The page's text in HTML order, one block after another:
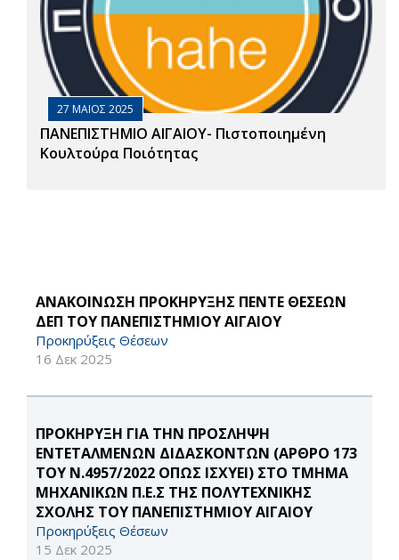
27 ΜΑΙΟΣ 2025
ΠΑΝΕΠΙΣΤΗΜΙΟ ΑΙΓΑΙΟΥ- Πιστοποιημένη
Κουλτούρα Ποιότητας
ΑΝΑΚΟΙΝΩΣΗ ΠΡΟΚΗΡΥΞΗΣ ΠΕΝΤΕ ΘΕΣΕΩΝ
ΔΕΠ ΤΟΥ ΠΑΝΕΠΙΣΤΗΜΙΟΥ ΑΙΓΑΙΟΥ
Προκηρύξεις Θέσεων
16 Δεκ 2025
ΠΡΟΚΗΡΥΞΗ ΓΙΑ ΤΗΝ ΠΡΟΣΛΗΨΗ
ΕΝΤΕΤΑΛΜΕΝΩΝ ΔΙΔΑΣΚΟΝΤΩΝ (ΑΡΘΡΟ 173
ΤΟΥ Ν.4957/2022 ΟΠΩΣ ΙΣΧΥΕΙ) ΣΤΟ ΤΜΗΜΑ
ΜΗΧΑΝΙΚΩΝ Π.Ε.Σ ΤΗΣ ΠΟΛΥΤΕΧΝΙΚΗΣ
ΣΧΟΛΗΣ ΤΟΥ ΠΑΝΕΠΙΣΤΗΜΙΟΥ ΑΙΓΑΙΟΥ
Προκηρύξεις Θέσεων
15 Δεκ 2025